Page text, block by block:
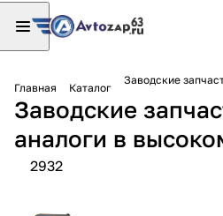
Главная Каталог
Заводские
Заводские
аналоги в
2932